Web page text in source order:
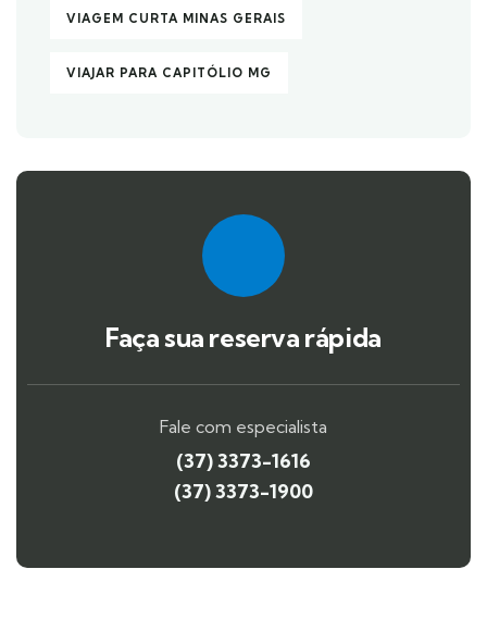
VIAGEM CURTA MINAS GERAIS
VIAJAR PARA CAPITÓLIO MG
Faça sua reserva rápida
Fale com especialista
(37) 3373-1616
(37) 3373-1900